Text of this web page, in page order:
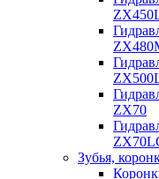
ZX70
Зубья,